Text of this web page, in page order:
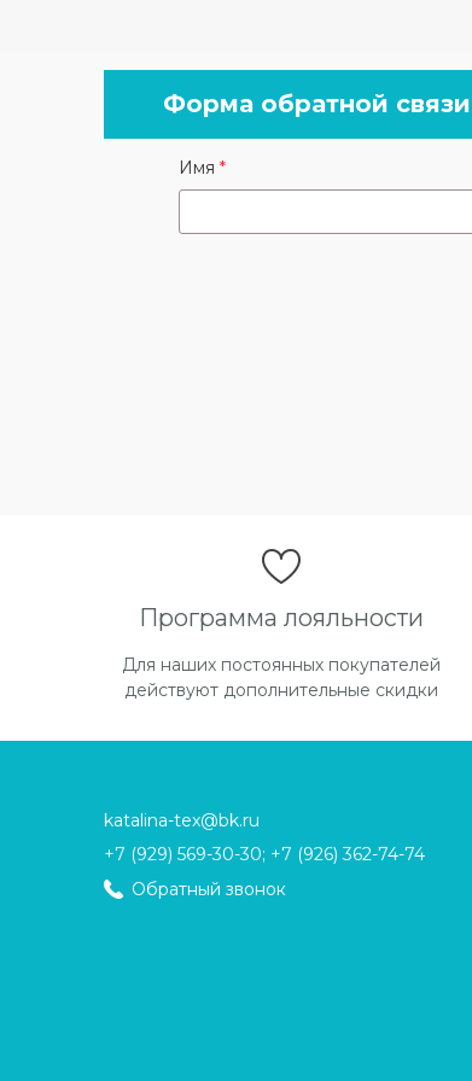
Форма обратной связи
Имя
Программа лояльности
Для наших постоянных покупателей
действуют дополнительные скидки
katalina-tex@bk.ru
+7 (929) 569-30-30; +7 (926) 362-74-74
Обратный звонок